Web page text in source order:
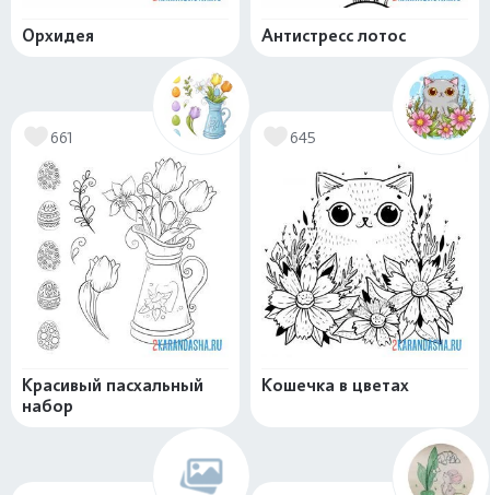
Орхидея Антистресс лотос
661
Красивый пасхальный
набор
645
Кошечка в цветах